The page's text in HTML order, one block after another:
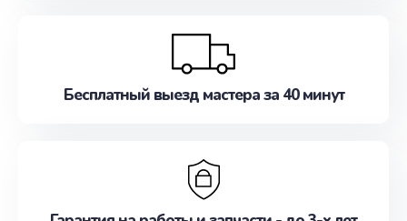
Бесплатный выезд мастера за 40 минут